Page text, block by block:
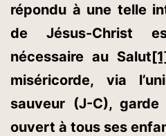
répondu à une telle
de Jésus-Christ
nécessaire au Salut
miséricorde, via
sauveur (J-C),
ouvert à tous ses